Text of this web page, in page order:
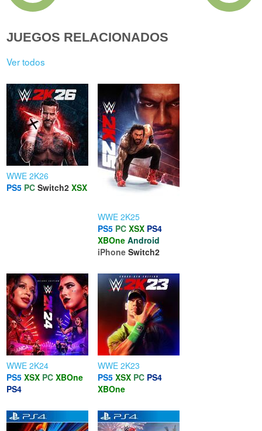
JUEGOS RELACIONADOS
Ver todos
WWE 2K26
PS5 PC Switch2 XSX
WWE 2K25
PS5 PC XSX PS4
XBOne Android
iPhone Switch2
WWE 2K24
PS5 XSX PC XBOne
PS4
WWE 2K23
PS5 XSX PC PS4
XBOne